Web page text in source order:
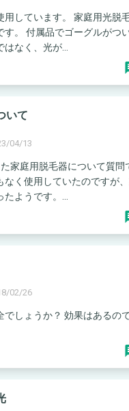
用しています。 家庭用光脱
ており、説
なく、光が...
いて
04/13
庭用脱毛器について質問です
なく使用していたのですが
ようです。...
02/26
でしょうか？ 効果はあるの